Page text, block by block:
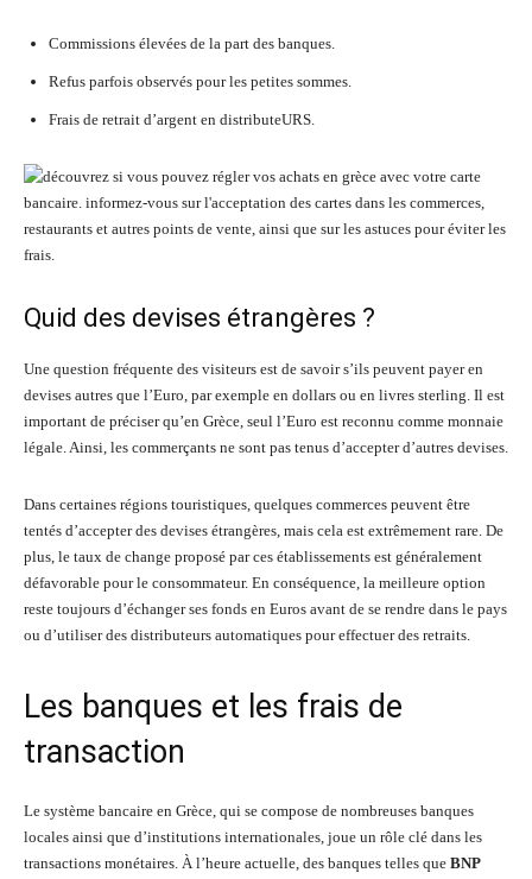
Commissions élevées de la part des banques.
Refus parfois observés pour les petites sommes.
Frais de retrait d’argent en distributeURS.
Quid des devises étrangères ?
Une question fréquente des visiteurs est de savoir s’ils peuvent payer en
devises autres que l’Euro, par exemple en dollars ou en livres sterling. Il est
important de préciser qu’en Grèce, seul l’Euro est reconnu comme monnaie
légale. Ainsi, les commerçants ne sont pas tenus d’accepter d’autres devises.
Dans certaines régions touristiques, quelques commerces peuvent être
tentés d’accepter des devises étrangères, mais cela est extrêmement rare. De
plus, le taux de change proposé par ces établissements est généralement
défavorable pour le consommateur. En conséquence, la meilleure option
reste toujours d’échanger ses fonds en Euros avant de se rendre dans le pays
ou d’utiliser des distributeurs automatiques pour effectuer des retraits.
Les banques et les frais de
transaction
Le système bancaire en Grèce, qui se compose de nombreuses banques
locales ainsi que d’institutions internationales, joue un rôle clé dans les
transactions monétaires. À l’heure actuelle, des banques telles que BNP